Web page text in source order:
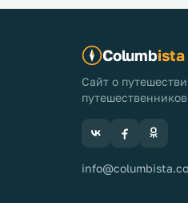
Columbista
Сайт о